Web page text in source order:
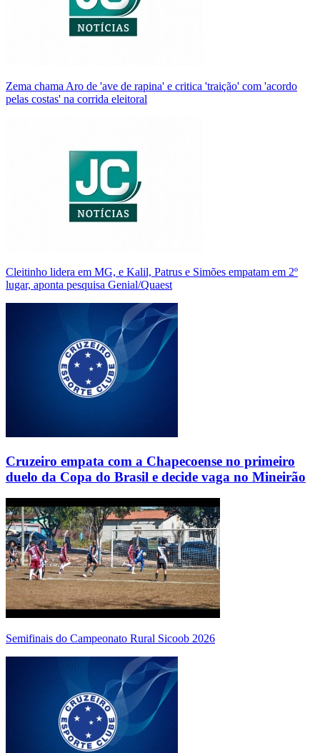
Zema chama Aro de 'ave de rapina' e critica 'traição' com 'acordo
pelas costas' na corrida eleitoral
Cleitinho lidera em MG, e Kalil, Patrus e Simões empatam em 2º
lugar, aponta pesquisa Genial/Quaest
Cruzeiro empata com a Chapecoense no primeiro
duelo da Copa do Brasil e decide vaga no Mineirão
Semifinais do Campeonato Rural Sicoob 2026